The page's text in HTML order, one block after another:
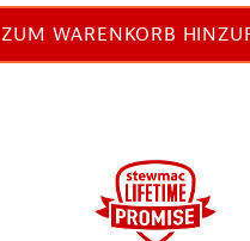
ZUM WARENKORB